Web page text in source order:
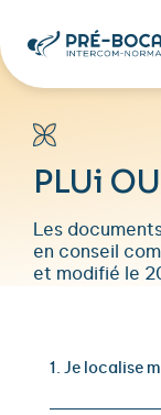
PLUi
Les
en conseil
et modifié le
1. Je localise